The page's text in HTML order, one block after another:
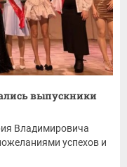
выпускники
Владимировича
успехов и